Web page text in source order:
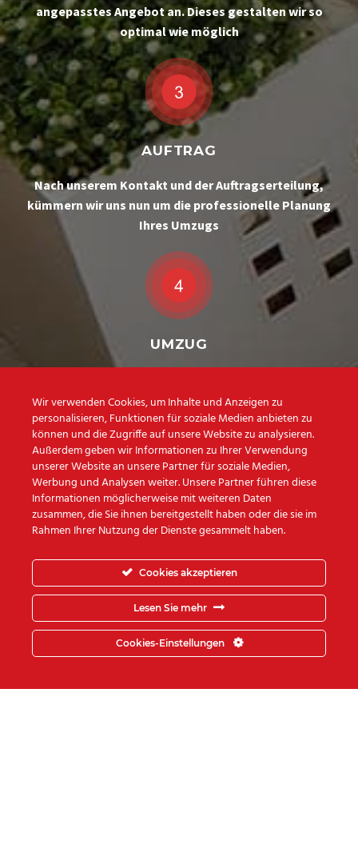
angepasstes Angebot an. Dieses gestalten wir so
optimal wie möglich
AUFTRAG
Nach unserem Kontakt und der Auftragserteilung,
kümmern wir uns nun um die professionelle Planung
Ihres Umzugs
UMZUG
Entspannen!
Wir erledigen Ihren Umzug professionell und
zuverlässig
DasTeam vom
Umzugsunternehmen Step-
Logistikwürde sich freuen auch
Sie zu unseren glücklichen
Kunden zählen zu dürfen.
Wir verwenden Cookies, um Inhalte und Anzeigen zu
personalisieren, Funktionen für soziale Medien anbieten zu
können und die Zugriffe auf unsere Website zu analysieren.
Außerdem geben wir Informationen zu Ihrer Verwendung
unserer Website an unsere Partner für soziale Medien,
Werbung und Analysen weiter. Unsere Partner führen diese
Informationen möglicherweise mit weiteren Daten
zusammen, die Sie ihnen bereitgestellt haben oder die sie im
Rahmen Ihrer Nutzung der Dienste gesammelt haben.
Cookies akzeptieren
Lesen Sie mehr
Cookies-Einstellungen